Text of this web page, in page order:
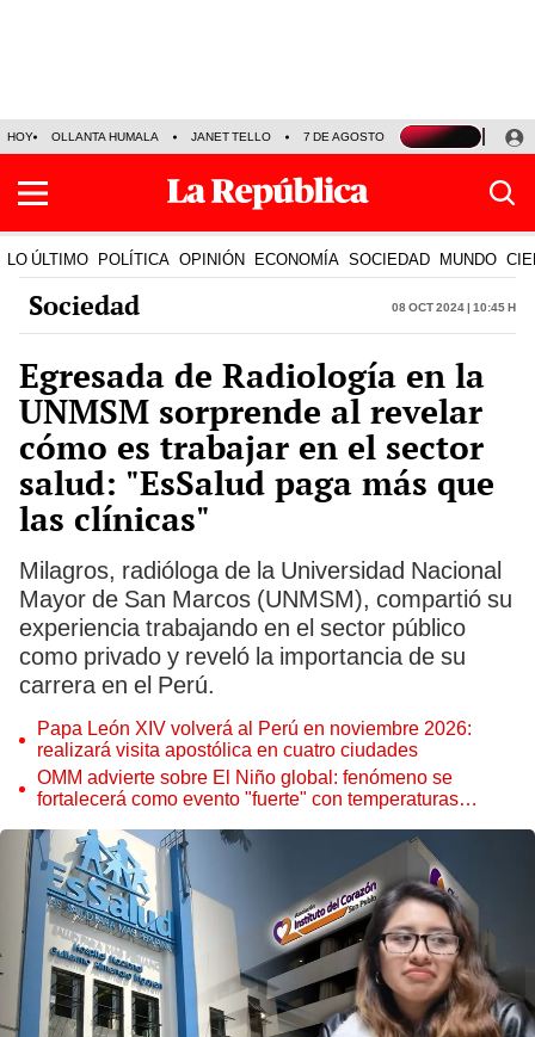
HOY OLLANTA HUMALA JANET TELLO 7 DE AGOSTO TINKA RESULTADOS
LO ÚLTIMO POLÍTICA OPINIÓN ECONOMÍA SOCIEDAD MUNDO
Sociedad 08 Oct 2024 | 10:45 h
Egresada de Radiología en la
UNMSM sorprende al revelar
cómo es trabajar en el sector
salud: "EsSalud paga más que
las clínicas"
Milagros, radióloga de la Universidad Nacional
Mayor de San Marcos (UNMSM), compartió su
experiencia trabajando en el sector público
como privado y reveló la importancia de su
carrera en el Perú.
Papa León XIV volverá al Perú en noviembre 2026:
realizará visita apostólica en cuatro ciudades
OMM advierte sobre El Niño global: fenómeno se
fortalecerá como evento "fuerte" con temperaturas